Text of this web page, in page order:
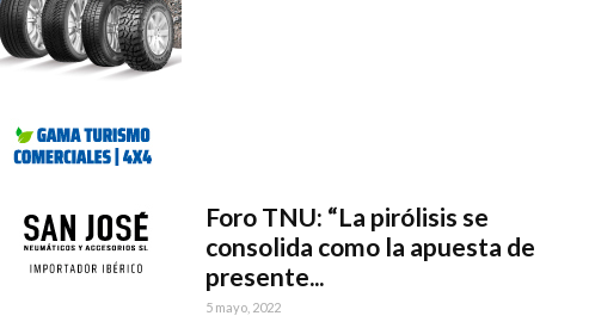
Foro TNU: “La pirólisis se
consolida como la apuesta de
presente...
5 mayo, 2022